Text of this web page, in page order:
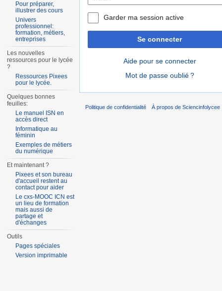
Garder ma session active
Se connecter
Aide pour se connecter
Mot de passe oublié ?
Pour préparer,
illustrer des cours
Univers
professionnel:
formation, métiers,
entreprises
Les nouvelles
ressources pour le lycée
?
Ressources Pixees
pour le lycée.
Quelques bonnes
feuilles:
Le manuel ISN en
accès direct
Informatique au
féminin
Exemples de métiers
du numérique
Et maintenant ?
Pixees et son bureau
d'accueil restent au
contact pour aider
Le cxs-MOOC ICN est
un lieu de formation
mais aussi de
partage et
d'échanges
Outils
Pages spéciales
Version imprimable
Politique de confidentialité À propos de Sciencinfolycee